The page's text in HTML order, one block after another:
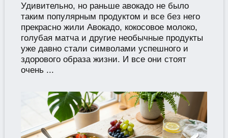
Удивительно, но раньше авокадо не было
таким популярным продуктом и все без него
прекрасно жили Авокадо, кокосовое молоко,
голубая матча и другие необычные продукты
уже давно стали символами успешного и
здорового образа жизни. И все они стоят
очень ...